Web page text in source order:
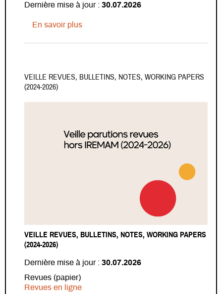
Dernière mise à jour : 30.07.2026
En savoir plussur Veille sur les appels dans les
VEILLE REVUES, BULLETINS, NOTES, WORKING PAPERS
(2024-2026)
VEILLE REVUES, BULLETINS, NOTES, WORKING PAPERS
(2024-2026)
Dernière mise à jour : 30.07.2026
Revues (papier)
Revues en ligne